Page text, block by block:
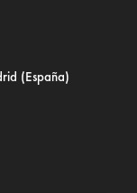
(España)